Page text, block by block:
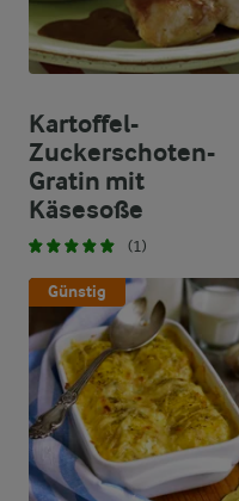
Kartoffel-
Zuckerschoten-
Gratin mit
Käsesoße
(1)
Günstig